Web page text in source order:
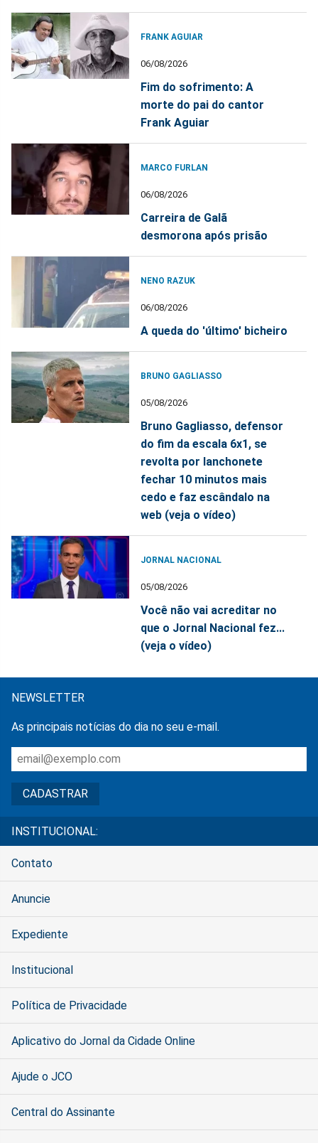
FRANK AGUIAR
06/08/2026
Fim do sofrimento: A
morte do pai do cantor
Frank Aguiar
MARCO FURLAN
06/08/2026
Carreira de Galã
desmorona após prisão
NENO RAZUK
06/08/2026
A queda do 'último' bicheiro
BRUNO GAGLIASSO
05/08/2026
Bruno Gagliasso, defensor
do fim da escala 6x1, se
revolta por lanchonete
fechar 10 minutos mais
cedo e faz escândalo na
web (veja o vídeo)
JORNAL NACIONAL
05/08/2026
Você não vai acreditar no
que o Jornal Nacional fez...
(veja o vídeo)
NEWSLETTER
As principais notícias do dia no seu e-mail.
INSTITUCIONAL:
Contato
Anuncie
Expediente
Institucional
Política de Privacidade
Aplicativo do Jornal da Cidade Online
Ajude o JCO
Central do Assinante